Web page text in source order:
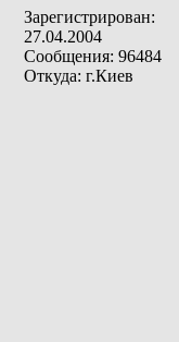
Зарегистрирован:
27.04.2004
Сообщения: 96484
Откуда: г.Киев